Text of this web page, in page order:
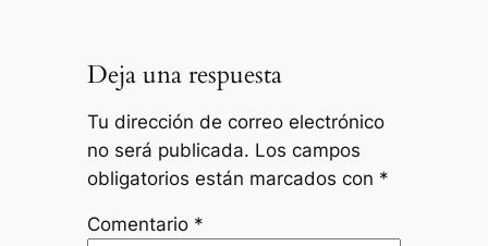
Deja una respuesta
Tu dirección de correo electrónico
no será publicada. Los campos
obligatorios están marcados con *
Comentario *